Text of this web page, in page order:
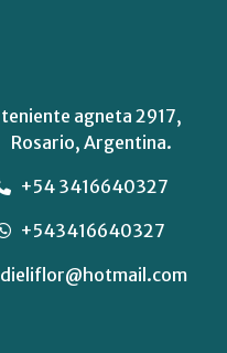
teniente agneta 2917,
Rosario, Argentina.
+54 3416640327
+543416640327
dieliflor@hotmail.com